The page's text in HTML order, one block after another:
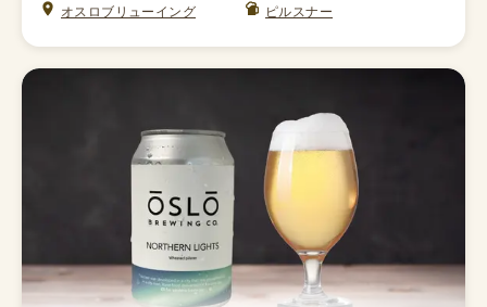
オスロブリューイング
ピルスナー